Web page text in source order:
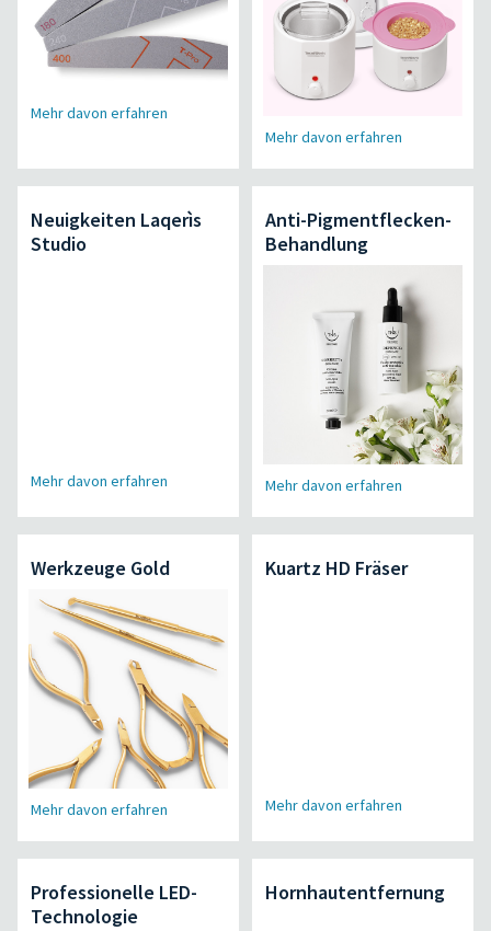
Mehr davon erfahren
Mehr davon erfahren
Neuigkeiten Laqerìs
Studio
Mehr davon erfahren
Anti-Pigmentflecken-
Behandlung
Mehr davon erfahren
Werkzeuge Gold
Mehr davon erfahren
Kuartz HD Fräser
Mehr davon erfahren
Professionelle LED-
Technologie
Hornhautentfernung